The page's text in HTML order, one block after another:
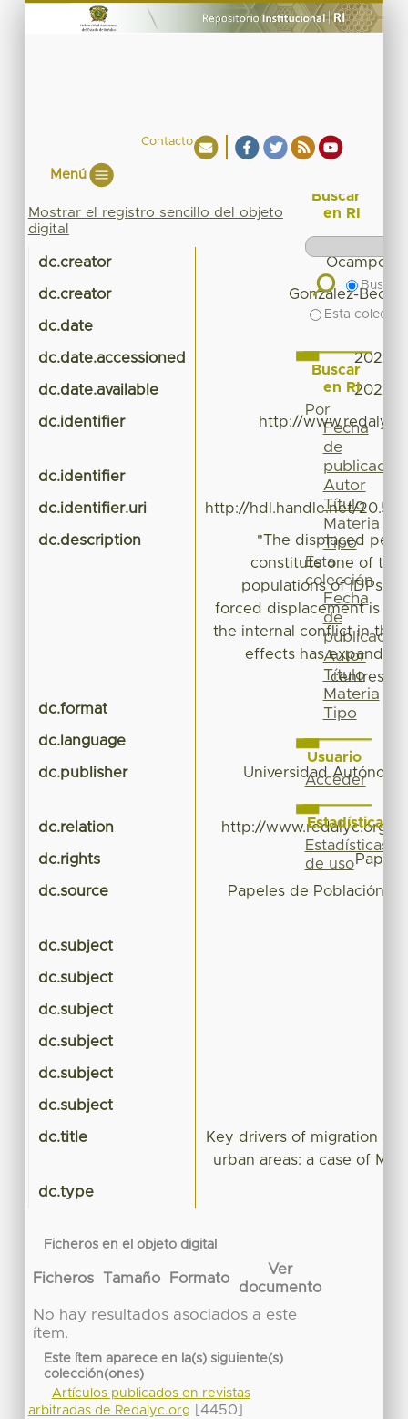
Contacto
Menú
Mostrar el registro sencillo del objeto
digital
dc.creator Ocampo-
dc.creator González-
dc.date
dc.date.accessioned 2022-
dc.date.available 2022-
dc.identifier
http://
dc.identifier
dc.identifier.uri http://hdl.handle.net/
dc.description
"The displaced
constitute one of the
populations of IDPs
forced displacement is
the internal conflict in the
effects has expanded
centres
dc.format
dc.language
dc.publisher Universidad
dc.relation http://www.redalyc.org/
dc.rights
dc.source Papeles de Población
dc.subject
dc.subject
dc.subject
dc.subject
dc.subject
dc.subject
dc.title
Key drivers of migration
urban areas: a case of
dc.type
Ficheros en el objeto digital
Ficheros Tamaño Formato
Ver
documento
No hay resultados asociados a este
ítem.
Este ítem aparece en la(s) siguiente(s)
colección(ones)
Artículos publicados en revistas
arbitradas de Redalyc.org
[4450]
Buscar
en RI
Buscar
Esta
Buscar
en RI
Por
Fecha
de
publicación
Autor
Título
Materia
Tipo
Esta
colección
Fecha
de
publicación
Autor
Título
Materia
Tipo
Usuario
Acceder
Estadísticas
Estadísticas
de uso